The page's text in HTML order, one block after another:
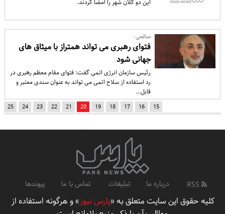
این دو کلان شهر را امضا کردند.
صالحی:
فتوای رهبری می تواند همتراز با میثاق های
جهانی شود
رئیس سازمان انرژی اتمی گفت: فتوای مقام معظم رهبری در
رد استفاده از سلاح اتمی می تواند به عنوان سندی معتبر و
قابل…
15
16
17
18
19
20
21
22
23
24
25
درباره ما تبلیغات تماس با ما پیوندها
کلیه حقوق این سایت متعلق به «پارس نیوز» و هرگونه استفاده از